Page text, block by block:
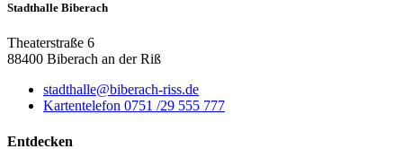
Stadthalle Biberach
Theaterstraße 6
88400 Biberach an der Riß
stadthalle@biberach-riss.de
Kartentelefon 0751 /29 555 777
Entdecken